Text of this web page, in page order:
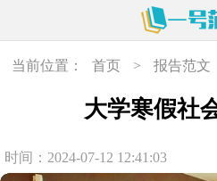
当前位置： 首页 > 报告范文
大学寒假社
时间：2024-07-12 12:41:03